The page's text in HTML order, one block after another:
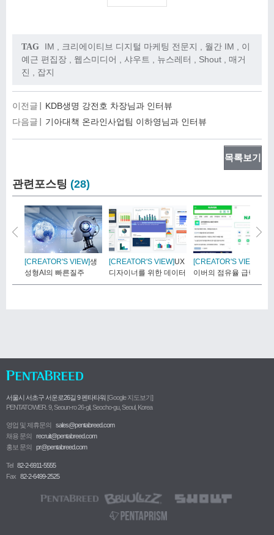
TAG IM , 크리에이티브 디지털 마케팅 전문지 , 월간 IM , 이
예근 편집장 , 웹스미디어 , 샤우트 , 뉴스레터 , Shout , 매거
진 , 잡지
이전글
KDB생명 강전호 차장님과 인터뷰
다음글
기아대책 온라인사업팀 이하영님과 인터뷰
목록보기
관련포스팅 (28)
[CREATOR'S VIEW]생
성형AI의 빠른질주
[CREATOR'S VIEW]UX
디자이너를 위한 데이터
시..
[CREATOR'S VIEW]
이버의 점유율 급락, Z세
대..
서울시 서초구 서운로26길 9 펜타타워 [Google 지도보기]
PENTATOWER. 9, Seoun-ro 26-gil, Seocho-gu, Seoul, Korea
영업 및 제휴문의
sales@pentabreed.com
채용 문의
recruit@pentabreed.com
홍보 문의
pr@pentabreed.com
Tel 82-2-6911-5555
Fax 82-2-6499-2525